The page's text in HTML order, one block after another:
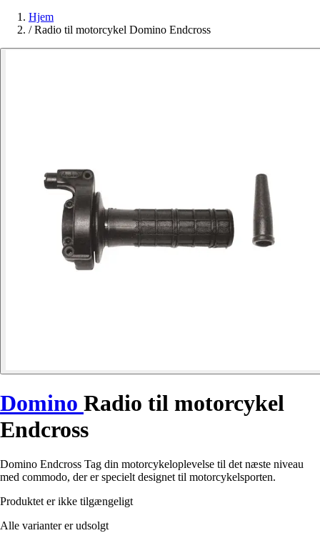
Hjem
/ Radio til motorcykel Domino Endcross
Domino Radio til motorcykel
Endcross
Domino Endcross Tag din motorcykeloplevelse til det næste niveau
med commodo, der er specielt designet til motorcykelsporten.
Produktet er ikke tilgængeligt
Alle varianter er udsolgt